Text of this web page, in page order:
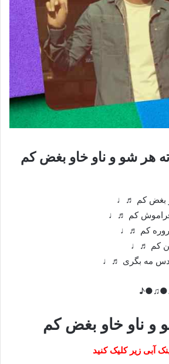
هر شو و ناو خاو بغض کم
بغض کم ♬♩
فراموش کم ♬♩
کم ♬♩
کم ♬♩
و دس مه بگری ♬♩
و ناو خاو بغض کم
آبی زیر کلیک کنید